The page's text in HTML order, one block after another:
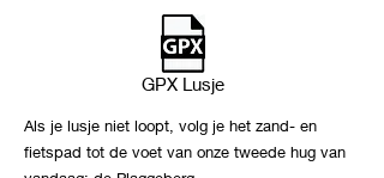
GPX Lusje
Als je lusje niet loopt, volg je het zand- en
fietspad tot de voet van onze tweede hug van